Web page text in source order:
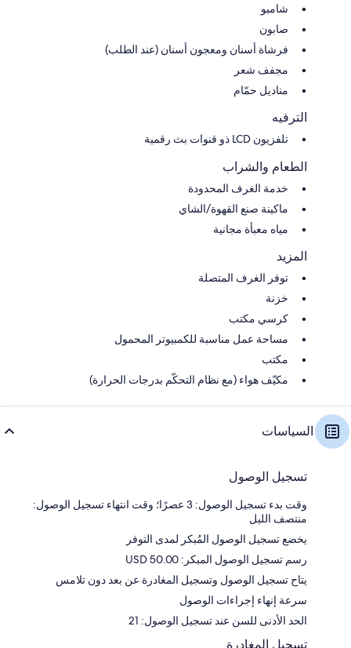
شامبو
صابون
فرشاة أسنان ومعجون أسنان (عند الطلب)
مجفف شعر
مناديل حمّام
الترفيه
تلفزيون LCD ذو قنوات بث رقمية
الطعام والشراب
خدمة الغرف المحدودة
ماكينة صنع القهوة/الشاي
مياه معبأة مجانية
المزيد
توفر الغرف المتصلة
خزنة
كرسي مكتب
مساحة عمل مناسبة للكمبيوتر المحمول
مكتب
مكيّف هواء (مع نظام التحكّم بدرجات الحرارة)
السياسات
تسجيل الوصول
وقت بدء تسجيل الوصول: 3 عصرًا؛ وقت انتهاء تسجيل الوصول:
منتصف الليل
يخضع تسجيل الوصول المُبكر لمدى التوفر
رسم تسجيل الوصول المبكر: 50.00 USD
يتاح تسجيل الوصول وتسجيل المغادرة عن بعد دون تلامس
سرعة إنهاء إجراءات الوصول
الحد الأدنى للسن عند تسجيل الوصول: 21
تسجيل المغادرة